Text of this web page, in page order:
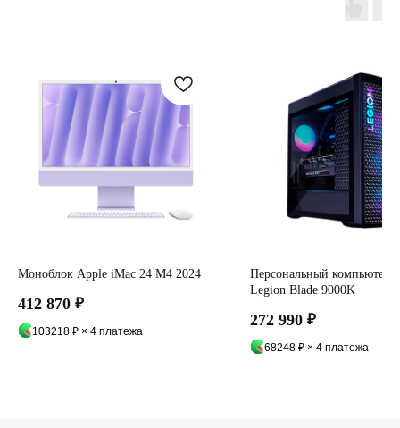
Моноблок Apple iMac 24 М4 2024
412 870 ₽
103218 ₽ × 4 платежа
Персональный компьютер
Legion Blade 9000K
272 990 ₽
68248 ₽ × 4 платежа